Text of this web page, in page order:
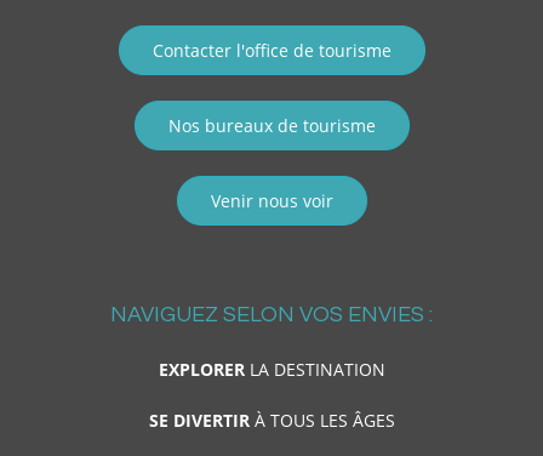
Contacter l'office de tourisme
Nos bureaux de tourisme
Venir nous voir
NAVIGUEZ SELON VOS ENVIES :
EXPLORERLA DESTINATION
SE DIVERTIRÀ TOUS LES ÂGES